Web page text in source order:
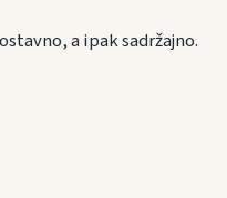
a ipak sadržajno.